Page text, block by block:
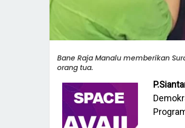
Bane Raja Manalu memberikan
orang tua.